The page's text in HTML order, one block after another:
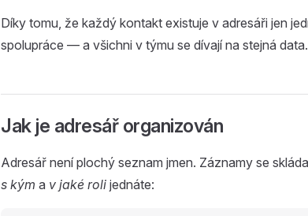
Díky tomu, že každý kontakt existuje v adresáři jen
spolupráce — a všichni v týmu se dívají na stejná data.
Jak je adresář organizován
Adresář není plochý seznam jmen. Záznamy se
s kým a v jaké roli jednáte: